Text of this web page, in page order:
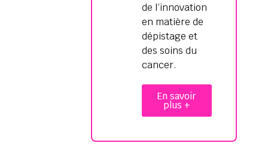
de l’innovation
en matière de
dépistage et
des soins du
cancer.
En savoir
plus +